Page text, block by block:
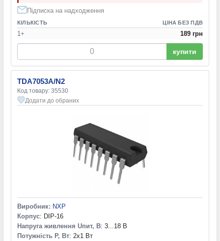
Підписка на надходження
КІЛЬКІСТЬ ЦІНА БЕЗ ПДВ
1+ 189 грн
купити
TDA7053A/N2
Код товару: 35530
Додати до обраних
Виробник: NXP
Корпус: DIP-16
Напруга живлення Uпит, В: 3...18 В
Потужність P, Вт: 2x1 Вт